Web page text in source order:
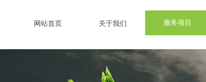
网站首页 关于我们 服务项目